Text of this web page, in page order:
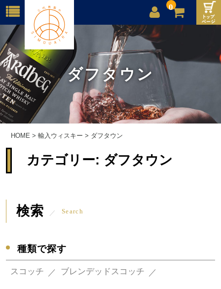
0
店舗案内
ご利用案内
送料
お問合せ
ダフタウン
HOME >輸入ウィスキー > ダフタウン
カテゴリー: ダフタウン
検索 Search
種類で探す
スコッチ ブレンデッドスコッチ